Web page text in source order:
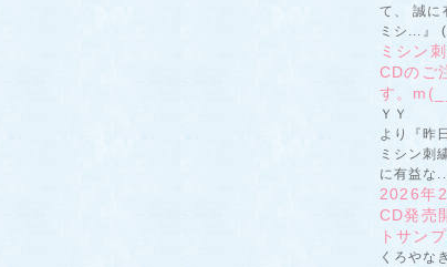
て、 誠に
ミシ...』
ミシン
CDのご
す。
ＹＹ
より『昨
ミシン刺
に有益な
2026年
CD発売
トサン
くろやな